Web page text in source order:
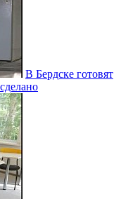
В Бердске готовят